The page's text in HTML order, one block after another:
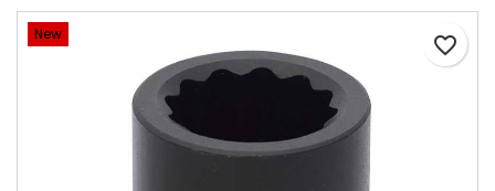
favorite_border
New